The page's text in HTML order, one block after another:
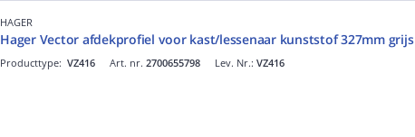
HAGER
Hager Vector afdekprofiel voor kast/lessenaar kunststof 327mm grijs
Art. nr. 2700655798
Producttype: VZ416 Lev. Nr.: VZ416